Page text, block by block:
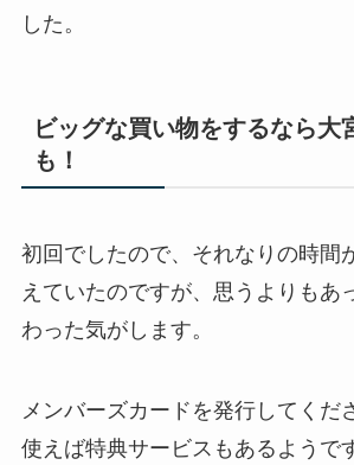
した。
ビッグな買い物をするなら大
も！
初回でしたので、それなりの時間
えていたのですが、思うよりもあ
わった気がします。
メンバーズカードを発行してくだ
使えば特典サービスもあるようで